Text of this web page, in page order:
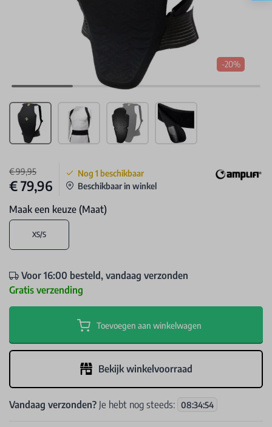
-20%
€ 99,95
€ 79,96
Nog 1 beschikbaar
Beschikbaar in winkel
Maak een keuze (Maat)
XS/S
Voor 16:00 besteld, vandaag verzonden
Gratis verzending
Toevoegen aan winkelwagen
Bekijk winkelvoorraad
Vandaag verzonden? Je hebt nog steeds: 08:34:54